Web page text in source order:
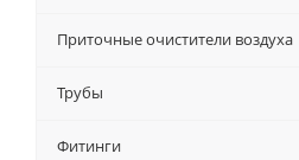
Приточные очистители воздуха
Трубы
Фитинги